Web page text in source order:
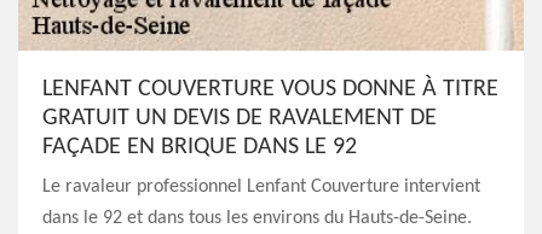
LENFANT COUVERTURE VOUS DONNE À TITRE
GRATUIT UN DEVIS DE RAVALEMENT DE
FAÇADE EN BRIQUE DANS LE 92
Le ravaleur professionnel Lenfant Couverture intervient
dans le 92 et dans tous les environs du Hauts-de-Seine.